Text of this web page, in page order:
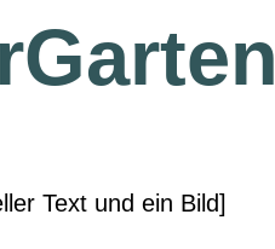
Text und ein Bild]